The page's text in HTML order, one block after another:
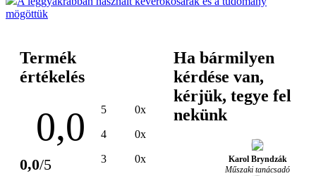
mögöttük
Termék
értékelés
0,0
0,0/5
5 0x
4 0x
3 0x
Ha bármilyen
kérdése van,
kérjük, tegye fel
nekünk
Karol Bryndzák
Műszaki tanácsadó